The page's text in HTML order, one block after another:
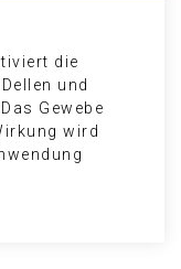
die
und
Gewebe
wird